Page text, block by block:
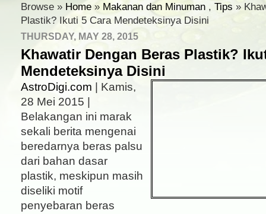
Browse » Home » Makanan dan Minuman , Tips »
Plastik? Ikuti 5 Cara Mendeteksinya Disini
THURSDAY, MAY 28, 2015
Khawatir Dengan Beras Plastik?
Mendeteksinya Disini
AstroDigi.com | Kamis,
28 Mei 2015 |
Belakangan ini marak
sekali berita mengenai
beredarnya beras palsu
dari bahan dasar
plastik, meskipun masih
diseliki motif
penyebaran beras